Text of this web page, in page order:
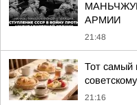
АРМИИ
21:48
Тот самый
21:16